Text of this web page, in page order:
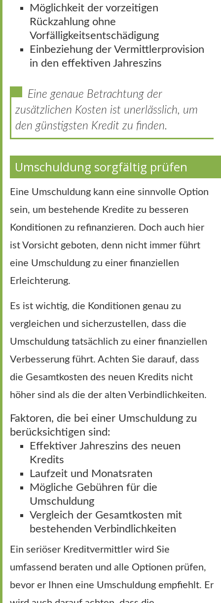
Möglichkeit der vorzeitigen
Rückzahlung ohne
Vorfälligkeitsentschädigung
Einbeziehung der Vermittlerprovision
in den effektiven Jahreszins
Eine genaue Betrachtung der
zusätzlichen Kosten ist unerlässlich, um
den günstigsten Kredit zu finden.
Umschuldung sorgfältig prüfen
Eine Umschuldung kann eine sinnvolle Option
sein, um bestehende Kredite zu besseren
Konditionen zu refinanzieren. Doch auch hier
ist Vorsicht geboten, denn nicht immer führt
eine Umschuldung zu einer finanziellen
Erleichterung.
Es ist wichtig, die Konditionen genau zu
vergleichen und sicherzustellen, dass die
Umschuldung tatsächlich zu einer finanziellen
Verbesserung führt. Achten Sie darauf, dass
die Gesamtkosten des neuen Kredits nicht
höher sind als die der alten Verbindlichkeiten.
Faktoren, die bei einer Umschuldung zu
berücksichtigen sind:
Effektiver Jahreszins des neuen
Kredits
Laufzeit und Monatsraten
Mögliche Gebühren für die
Umschuldung
Vergleich der Gesamtkosten mit
bestehenden Verbindlichkeiten
Ein seriöser Kreditvermittler wird Sie
umfassend beraten und alle Optionen prüfen,
bevor er Ihnen eine Umschuldung empfiehlt. Er